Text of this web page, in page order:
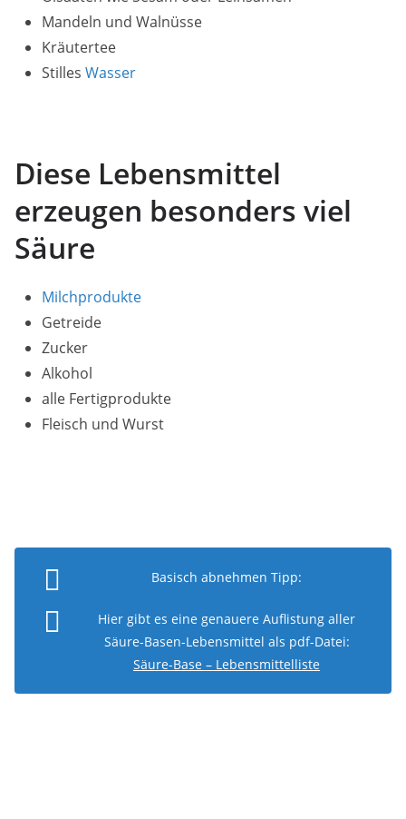
Mandeln und Walnüsse
Kräutertee
Stilles Wasser
Diese Lebensmittel
erzeugen besonders viel
Säure
Milchprodukte
Getreide
Zucker
Alkohol
alle Fertigprodukte
Fleisch und Wurst
Basisch abnehmen Tipp:
Hier gibt es eine genauere Auflistung aller
Säure-Basen-Lebensmittel als pdf-Datei:
Säure-Base – Lebensmittelliste